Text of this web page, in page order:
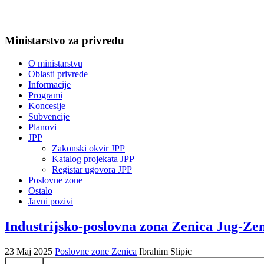
Ministarstvo za privredu
O ministarstvu
Oblasti privrede
Informacije
Programi
Koncesije
Subvencije
Planovi
JPP
Zakonski okvir JPP
Katalog projekata JPP
Registar ugovora JPP
Poslovne zone
Ostalo
Javni pozivi
Industrijsko-poslovna zona Zenica Jug-
23 Maj 2025 Poslovne zone Zenica Ibrahim Slipic